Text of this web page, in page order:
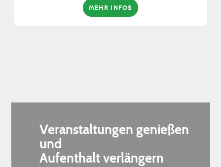
MEHR INFOS
Veranstaltungen genießen
und
Aufenthalt verlängern